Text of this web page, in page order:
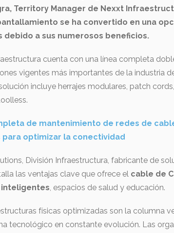
Territory Manager de Nexxt
se ha convertido en una
debido a sus numerosos beneficios.
cuenta con una línea completa
vigentes más importantes de la industria
incluye herrajes modulares, patch
de mantenimiento de redes de
para optimizar la conectividad
División Infraestructura, fabricante de
las ventajas clave que ofrece el cable de
, espacios de salud y educación.
físicas optimizadas son la columna
tecnológico en constante evolución. Las